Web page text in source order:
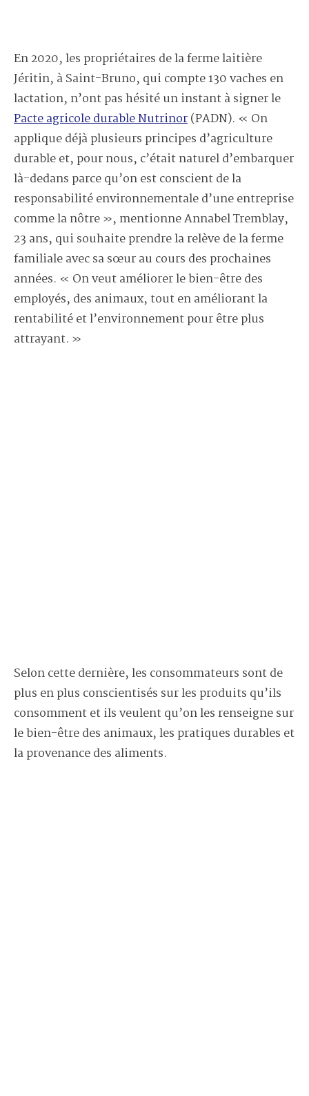
En 2020, les propriétaires de la ferme laitière
Jéritin, à Saint-Bruno, qui compte 130 vaches en
lactation, n’ont pas hésité un instant à signer le
Pacte agricole durable Nutrinor(PADN). « On
applique déjà plusieurs principes d’agriculture
durable et, pour nous, c’était naturel d’embarquer
là-dedans parce qu’on est conscient de la
responsabilité environnementale d’une entreprise
comme la nôtre », mentionne Annabel Tremblay,
23 ans, qui souhaite prendre la relève de la ferme
familiale avec sa sœur au cours des prochaines
années. « On veut améliorer le bien-être des
employés, des animaux, tout en améliorant la
rentabilité et l’environnement pour être plus
attrayant. »
Selon cette dernière, les consommateurs sont de
plus en plus conscientisés sur les produits qu’ils
consomment et ils veulent qu’on les renseigne sur
le bien-être des animaux, les pratiques durables et
la provenance des aliments.